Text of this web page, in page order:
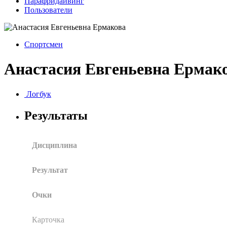
Пользователи
Спортсмен
Анастасия Евгеньевна
Логбук
Результаты
Дисциплина
Результат
Очки
Карточка